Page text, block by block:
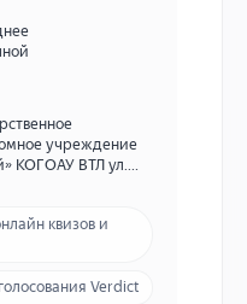
учреждение
КОГОАУ ВТЛ ул.
квизов и
Verdict